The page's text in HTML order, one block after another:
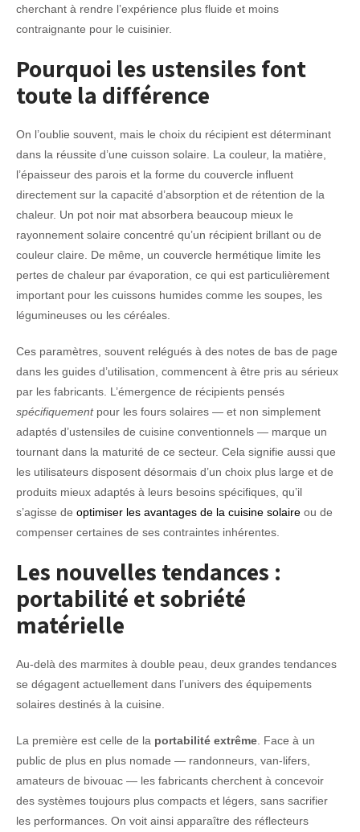
cherchant à rendre l’expérience plus fluide et moins
contraignante pour le cuisinier.
Pourquoi les ustensiles font
toute la différence
On l’oublie souvent, mais le choix du récipient est déterminant
dans la réussite d’une cuisson solaire. La couleur, la matière,
l’épaisseur des parois et la forme du couvercle influent
directement sur la capacité d’absorption et de rétention de la
chaleur. Un pot noir mat absorbera beaucoup mieux le
rayonnement solaire concentré qu’un récipient brillant ou de
couleur claire. De même, un couvercle hermétique limite les
pertes de chaleur par évaporation, ce qui est particulièrement
important pour les cuissons humides comme les soupes, les
légumineuses ou les céréales.
Ces paramètres, souvent relégués à des notes de bas de page
dans les guides d’utilisation, commencent à être pris au sérieux
par les fabricants. L’émergence de récipients pensés
spécifiquementpour les fours solaires — et non simplement
adaptés d’ustensiles de cuisine conventionnels — marque un
tournant dans la maturité de ce secteur. Cela signifie aussi que
les utilisateurs disposent désormais d’un choix plus large et de
produits mieux adaptés à leurs besoins spécifiques, qu’il
s’agisse de optimiser les avantages de la cuisine solaire ou de
compenser certaines de ses contraintes inhérentes.
Les nouvelles tendances :
portabilité et sobriété
matérielle
Au-delà des marmites à double peau, deux grandes tendances
se dégagent actuellement dans l’univers des équipements
solaires destinés à la cuisine.
La première est celle de la portabilité extrême . Face à un
public de plus en plus nomade — randonneurs, van-lifers,
amateurs de bivouac — les fabricants cherchent à concevoir
des systèmes toujours plus compacts et légers, sans sacrifier
les performances. On voit ainsi apparaître des réflecteurs